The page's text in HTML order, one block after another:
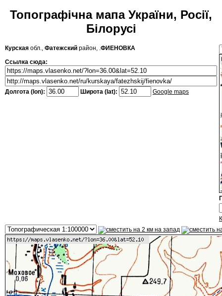
Топографічна мапа України, Росії,
Білорусі
Курская обл., Фатежский район, .ФИЕНОВКА
Ссылка сюда:
Долгота (lon): Широта (lat): Google maps